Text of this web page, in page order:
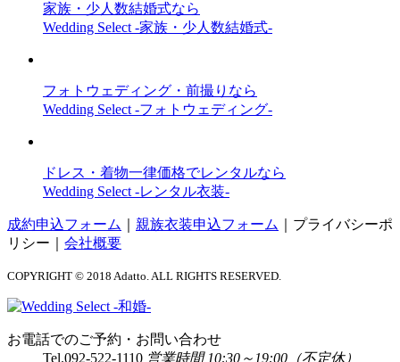
家族・少人数結婚式なら
Wedding Select -家族・少人数結婚式-
フォトウェディング・前撮りなら
Wedding Select -フォトウェディング-
ドレス・着物一律価格でレンタルなら
Wedding Select -レンタル衣装-
成約申込フォーム 親族衣装申込フォーム
プライバシーポ
リシー
会社概要
COPYRIGHT © 2018 Adatto. ALL RIGHTS RESERVED.
お電話でのご予約・お問い合わせ
Tel.092-522-1110 営業時間 10:30～19:00（不定休）